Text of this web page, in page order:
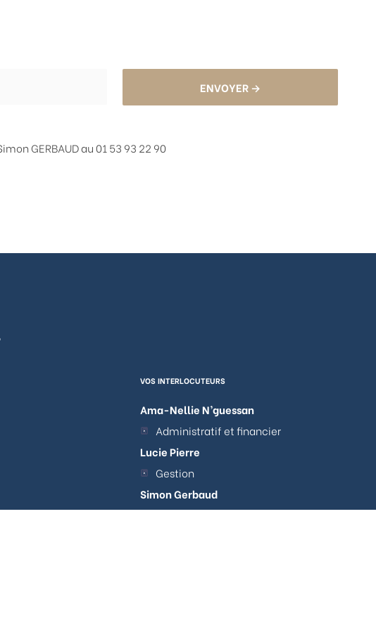
ENVOYER →
GERBAUD au 01 53 93 22 90
VOS INTERLOCUTEURS
Ama-Nellie N’guessan
Administratif et financier
Lucie Pierre
Gestion
Simon Gerbaud
Acquisitions et Arbitrages
réglementations. Personnalisez vos préférences pour contrôler la manière